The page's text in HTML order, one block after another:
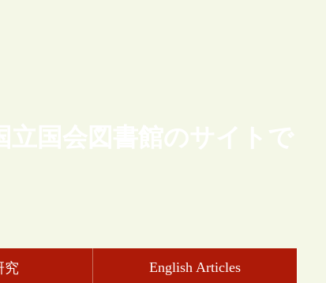
立国会図書館のサイトで
究 English Articles